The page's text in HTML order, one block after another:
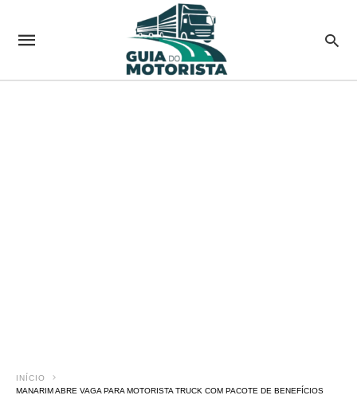
INÍCIO
MANARIM ABRE VAGA PARA MOTORISTA TRUCK COM PACOTE DE BENEFÍCIOS